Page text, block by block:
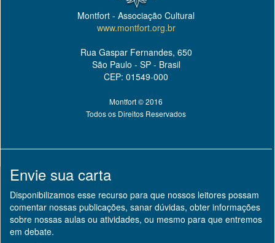
Montfort - Associação Cultural
www.montfort.org.br
Rua Gaspar Fernandes, 650
São Paulo - SP - Brasil
CEP: 01549-000
Montfort © 2016
Todos os Direitos Reservados
Envie sua carta
Disponibilizamos esse recurso para que nossos leitores possam
comentar nossas publicações, sanar dúvidas, obter informações
sobre nossas aulas ou atividades, ou mesmo para que entremos
em debate.